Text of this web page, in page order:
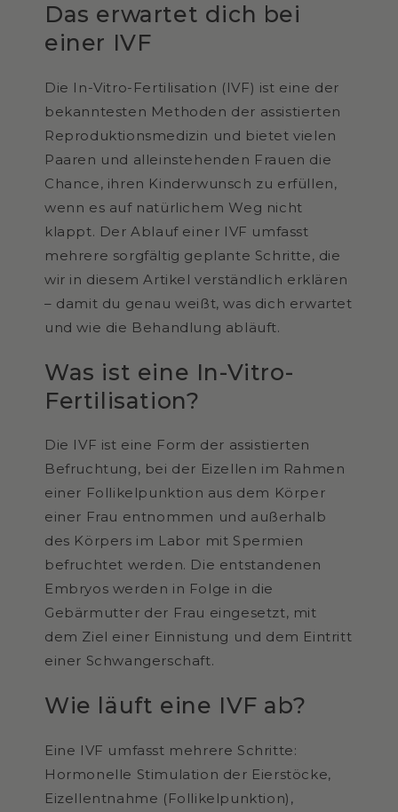
Das erwartet dich bei
einer IVF
Die In-Vitro-Fertilisation (IVF) ist eine der
bekanntesten Methoden der assistierten
Reproduktionsmedizin und bietet vielen
Paaren und alleinstehenden Frauen die
Chance, ihren Kinderwunsch zu erfüllen,
wenn es auf natürlichem Weg nicht
klappt. Der Ablauf einer IVF umfasst
mehrere sorgfältig geplante Schritte, die
wir in diesem Artikel verständlich erklären
– damit du genau weißt, was dich erwartet
und wie die Behandlung abläuft.
Was ist eine In-Vitro-
Fertilisation?
Die IVF ist eine Form der assistierten
Befruchtung, bei der Eizellen im Rahmen
einer Follikelpunktion aus dem Körper
einer Frau entnommen und außerhalb
des Körpers im Labor mit Spermien
befruchtet werden. Die entstandenen
Embryos werden in Folge in die
Gebärmutter der Frau eingesetzt, mit
dem Ziel einer Einnistung und dem Eintritt
einer Schwangerschaft.
Wie läuft eine IVF ab?
Eine IVF umfasst mehrere Schritte:
Hormonelle Stimulation der Eierstöcke,
Eizellentnahme (Follikelpunktion),